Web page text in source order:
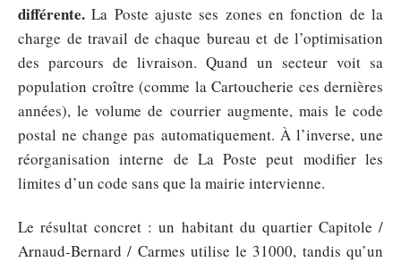
différente. La Poste ajuste ses zones en fonction de la
charge de travail de chaque bureau et de l’optimisation
des parcours de livraison. Quand un secteur voit sa
population croître (comme la Cartoucherie ces dernières
années), le volume de courrier augmente, mais le code
postal ne change pas automatiquement. À l’inverse, une
réorganisation interne de La Poste peut modifier les
limites d’un code sans que la mairie intervienne.
Le résultat concret : un habitant du quartier Capitole /
Arnaud-Bernard / Carmes utilise le 31000, tandis qu’un